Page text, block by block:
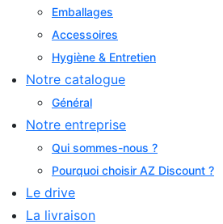
Emballages
Accessoires
Hygiène & Entretien
Notre catalogue
Général
Notre entreprise
Qui sommes-nous ?
Pourquoi choisir AZ Discount ?
Le drive
La livraison